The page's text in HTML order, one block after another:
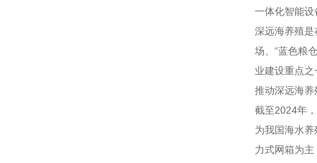
一体化智能设
深远海养殖
场、“蓝色粮
业建设重点
推动深远海
截至2024年
为我国海水
力式网箱为